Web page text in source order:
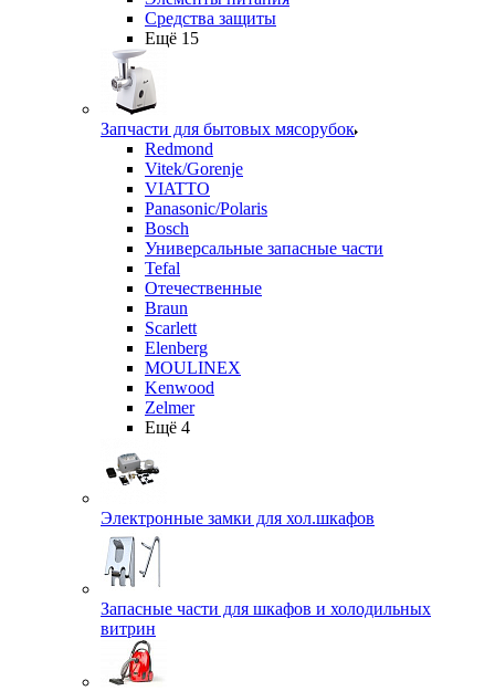
Средства защиты
Ещё 15
Запчасти для бытовых мясорубок
Redmond
Vitek/Gorenje
VIATTO
Panasonic/Polaris
Bosch
Универсальные запасные части
Tefal
Отечественные
Braun
Scarlett
Elenberg
MOULINEX
Kenwood
Zelmer
Ещё 4
Электронные замки для хол.шкафов
Запасные части для шкафов и холодильных
витрин